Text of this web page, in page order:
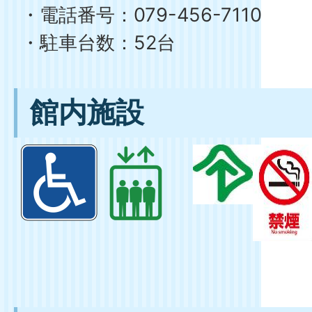
・電話番号：079-456-7110
・駐車台数：52台
館内施設